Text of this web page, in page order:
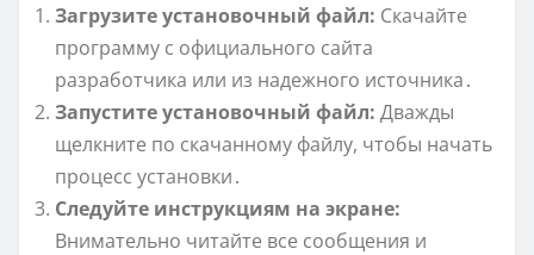
Загрузите установочный файл: Скачайте
программу с официального сайта
разработчика или из надежного источника․
Запустите установочный файл: Дважды
щелкните по скачанному файлу, чтобы начать
процесс установки․
Следуйте инструкциям на экране:
Внимательно читайте все сообщения и